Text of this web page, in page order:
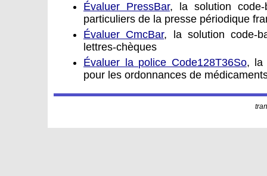
Évaluer PressBar, la solution code-
particuliers de la presse périodique
Évaluer CmcBar, la solution code-
lettres-chèques
Évaluer la police Code128T36So, la
pour les ordonnances de